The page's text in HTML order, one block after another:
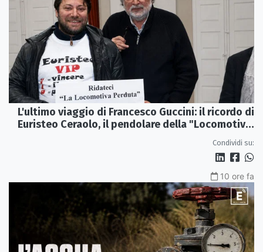
L'ultimo viaggio di Francesco Guccini: il ricordo di
Euristeo Ceraolo, il pendolare della "Locomotiva
Condividi su:
10 ore fa